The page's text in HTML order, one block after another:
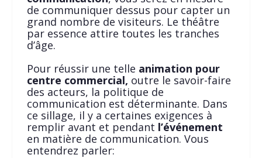
de communiquer dessus pour capter un
grand nombre de visiteurs. Le théâtre
par essence attire toutes les tranches
d’âge.
Pour réussir une telle animation pour
centre commercial, outre le savoir-faire
des acteurs, la politique de
communication est déterminante. Dans
ce sillage, il y a certaines exigences à
remplir avant et pendant l’événement
en matière de communication. Vous
entendrez parler: